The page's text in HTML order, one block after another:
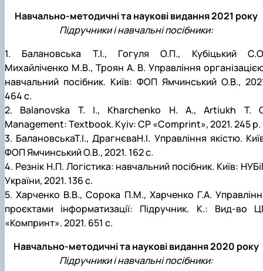
Навчально-методичні та наукові видання 2021 року
Підручники і навчальні посібники:
1. Балановська Т.І., Гогуля О.П., Кубіцький
Михайліченко М.В., Троян А. В. Управління
навчальний посібник. Київ: ФОП Ямчинський О.В.,
464 с.
2. Balanovska T. I., Kharchenko H. A., Artiukh T.
Management: Textbook. Кyiv: CP «Comprint», 2021. 245 p.
3. БалановськаТ.І., ДрагнєваН.І. Управління якістю.
ФОП Ямчинський О.В., 2021. 162 с.
4. Резнік Н.П. Логістика: навчальний посібник. Київ:
України, 2021. 136 с.
5. Харченко В.В., Сорока П.М., Харченко Г.А.
проєктами інформатизації: Підручник. К.: Вид-во
«Компринт». 2021. 651 с.
Навчально-методичні та наукові видання 2020 року
Підручники і навчальні посібники: